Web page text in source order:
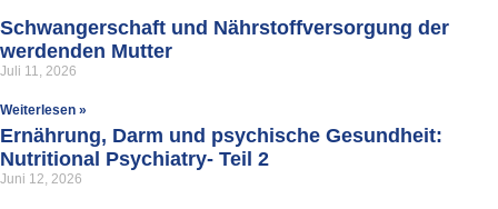
Schwangerschaft und Nährstoffversorgung der
werdenden Mutter
Juli 11, 2026
Weiterlesen »
Ernährung, Darm und psychische Gesundheit:
Nutritional Psychiatry- Teil 2
Juni 12, 2026